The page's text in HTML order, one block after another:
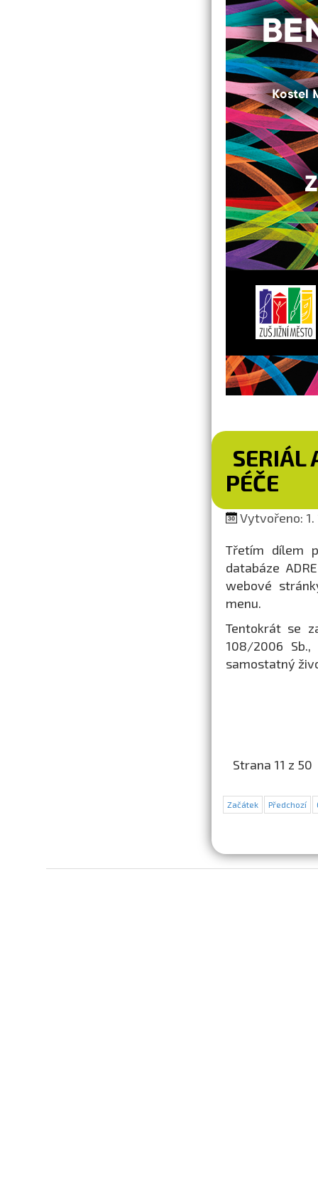
SERIÁL
PÉČE
Vytvořeno: 1.
Třetím dílem
databáze
webové
menu.
Tentokrát se
108/2006
samostatný
Strana 11 z 50
Začátek Předchozí